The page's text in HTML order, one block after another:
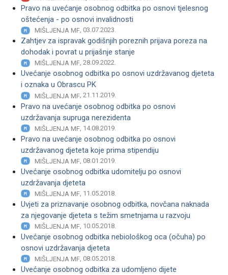
Pravo na uvećanje osobnog odbitka po osnovi tjelesnog
oštećenja - po osnovi invalidnosti
MIŠLJENJA MF, 03.07.2023.
Zahtjev za ispravak godišnjih poreznih prijava poreza na
dohodak i povrat u prijašnje stanje
MIŠLJENJA MF, 28.09.2022.
Uvećanje osobnog odbitka po osnovi uzdržavanog djeteta
i oznaka u Obrascu PK
MIŠLJENJA MF, 21.11.2019.
Pravo na uvećanje osobnog odbitka po osnovi
uzdržavanja supruga nerezidenta
MIŠLJENJA MF , 14.08.2019.
Pravo na uvećanje osobnog odbitka po osnovi
uzdržavanog djeteta koje prima stipendiju
MIŠLJENJA MF , 08.01.2019.
Uvećanje osobnog odbitka udomitelju po osnovi
uzdržavanja djeteta
MIŠLJENJA MF , 11.05.2018.
Uvjeti za priznavanje osobnog odbitka, novčana naknada
za njegovanje djeteta s težim smetnjama u razvoju
MIŠLJENJA MF , 10.05.2018.
Uvećanje osobnog odbitka nebiološkog oca (očuha) po
osnovi uzdržavanja djeteta
MIŠLJENJA MF , 08.05.2018.
Uvećanje osobnog odbitka za udomljeno dijete